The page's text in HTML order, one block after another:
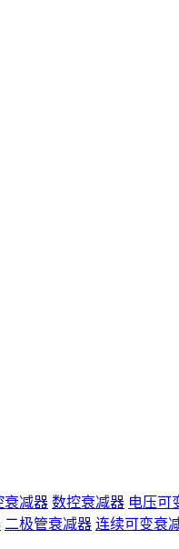
衰减器 数控衰减器 电压可
二极管衰减器 连续可变衰